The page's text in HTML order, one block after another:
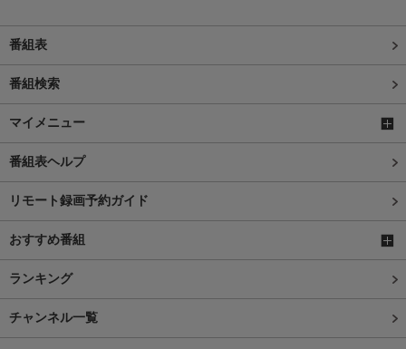
番組表
番組検索
マイメニュー
番組表ヘルプ
リモート録画予約ガイド
おすすめ番組
ランキング
チャンネル一覧